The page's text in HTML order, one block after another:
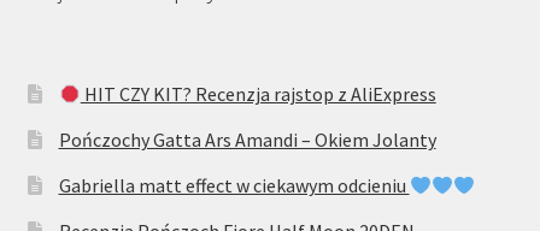
HIT CZY KIT? Recenzja rajstop z AliExpress
Pończochy Gatta Ars Amandi – Okiem Jolanty
Gabriella matt effect w ciekawym odcieniu